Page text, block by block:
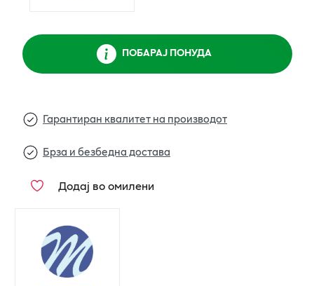
ПОБАРАЈ ПОНУДА
Гарантиран квалитет на производот
Брза и безбедна достава
Додај во омилени